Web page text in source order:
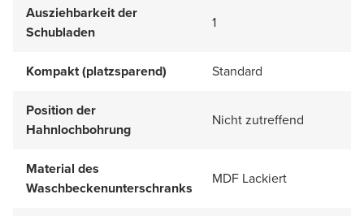
Ausziehbarkeit der
Schubladen
1
Kompakt (platzsparend) Standard
Position der
Hahnlochbohrung
Nicht zutreffend
Material des
Waschbeckenunterschranks
MDF Lackiert